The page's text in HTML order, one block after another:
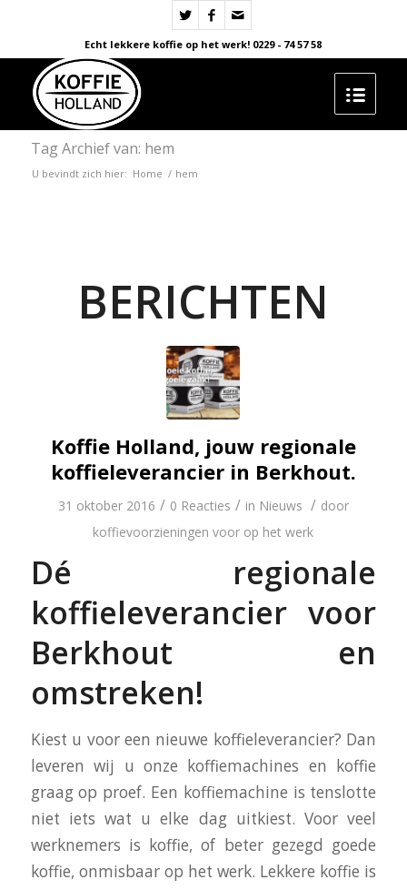
Echt lekkere koffie op het werk! 0229 - 74 57 58
Tag Archief van: hem
U bevindt zich hier: Home / hem
BERICHTEN
Koffie Holland, jouw regionale
koffieleverancier in Berkhout.
31 oktober 2016 / 0 Reacties / in Nieuws / door
koffievoorzieningen voor op het werk
Dé regionale
koffieleverancier voor
Berkhout en
omstreken!
Kiest u voor een nieuwe koffieleverancier? Dan
leveren wij u onze koffiemachines en koffie
graag op proef. Een koffiemachine is tenslotte
niet iets wat u elke dag uitkiest. Voor veel
werknemers is koffie, of beter gezegd goede
koffie, onmisbaar op het werk. Lekkere koffie is